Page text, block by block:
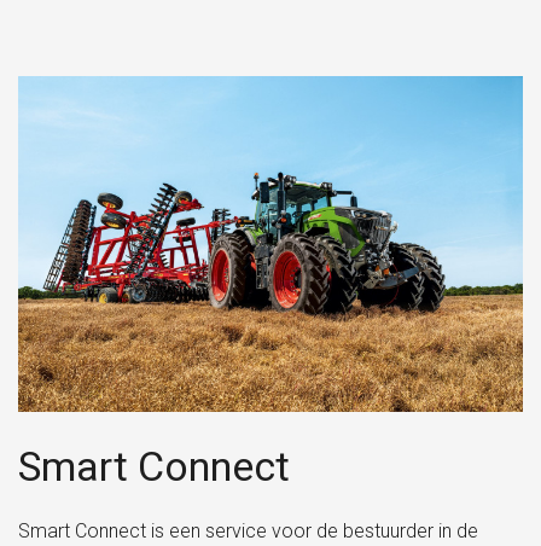
Smart Connect
Smart Connect is een service voor de bestuurder in de